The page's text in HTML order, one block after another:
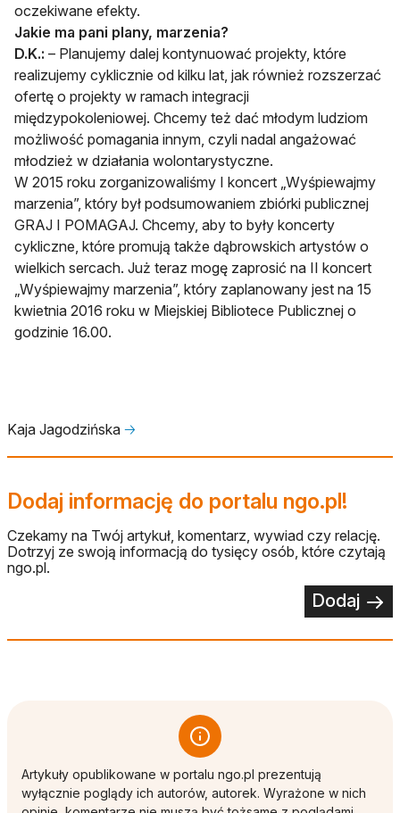
oczekiwane efekty.
Jakie ma pani plany, marzenia?
D.K.: – Planujemy dalej kontynuować projekty, które
realizujemy cyklicznie od kilku lat, jak również rozszerzać
ofertę o projekty w ramach integracji
międzypokoleniowej. Chcemy też dać młodym ludziom
możliwość pomagania innym, czyli nadal angażować
młodzież w działania wolontarystyczne.
W 2015 roku zorganizowaliśmy I koncert „Wyśpiewajmy
marzenia”, który był podsumowaniem zbiórki publicznej
GRAJ I POMAGAJ. Chcemy, aby to były koncerty
cykliczne, które promują także dąbrowskich artystów o
wielkich sercach. Już teraz mogę zaprosić na II koncert
„Wyśpiewajmy marzenia”, który zaplanowany jest na 15
kwietnia 2016 roku w Miejskiej Bibliotece Publicznej o
godzinie 16.00.
Kaja Jagodzińska 🡢
Dodaj informację do portalu ngo.pl!
Czekamy na Twój artykuł, komentarz, wywiad czy relację.
Dotrzyj ze swoją informacją do tysięcy osób, które czytają
ngo.pl.
Dodaj
Artykuły opublikowane w portalu ngo.pl prezentują
wyłącznie poglądy ich autorów, autorek. Wyrażone w nich